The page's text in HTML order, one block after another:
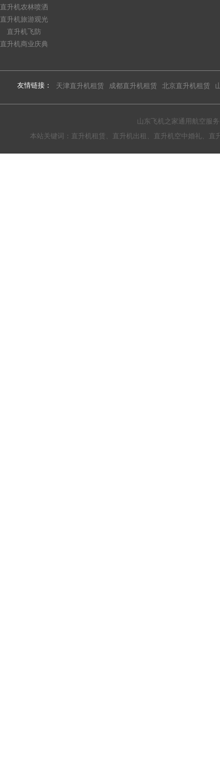
直升机农林喷洒
直升机旅游观光
直升机飞防
直升机商业庆典
友情链接： 天津直升机租赁 成都直升机租赁 北京直升机租赁
山东飞机之家通用航空服
本站关键词：直升机租赁、直升机出租、直升机空中婚礼、